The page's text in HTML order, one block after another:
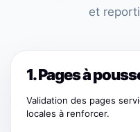
et
1. Pages à
Validation des pages
locales à renforcer.